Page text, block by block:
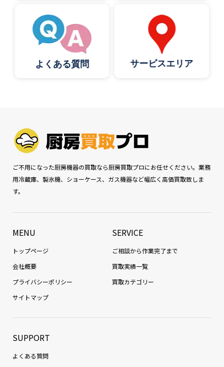
よくある質問 サービスエリア
ご不用になった厨房機器の買取なら厨房買取プロにお任せください。業務
用冷蔵庫、製氷機、ショーケース、ガス機器など幅広く高価買取致しま
す。
MENU
トップページ
会社概要
プライバシーポリシー
サイトマップ
SERVICE
ご相談から作業完了まで
買取実績一覧
買取カテゴリー
SUPPORT
よくある質問